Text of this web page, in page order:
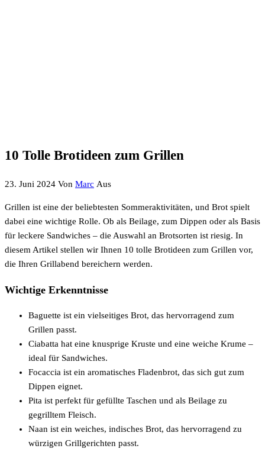
10 Tolle Brotideen zum Grillen
23. Juni 2024 Von Marc Aus
Grillen ist eine der beliebtesten Sommeraktivitäten, und Brot spielt
dabei eine wichtige Rolle. Ob als Beilage, zum Dippen oder als Basis
für leckere Sandwiches – die Auswahl an Brotsorten ist riesig. In
diesem Artikel stellen wir Ihnen 10 tolle Brotideen zum Grillen vor,
die Ihren Grillabend bereichern werden.
Wichtige Erkenntnisse
Baguette ist ein vielseitiges Brot, das hervorragend zum
Grillen passt.
Ciabatta hat eine knusprige Kruste und eine weiche Krume –
ideal für Sandwiches.
Focaccia ist ein aromatisches Fladenbrot, das sich gut zum
Dippen eignet.
Pita ist perfekt für gefüllte Taschen und als Beilage zu
gegrilltem Fleisch.
Naan ist ein weiches, indisches Brot, das hervorragend zu
würzigen Grillgerichten passt.